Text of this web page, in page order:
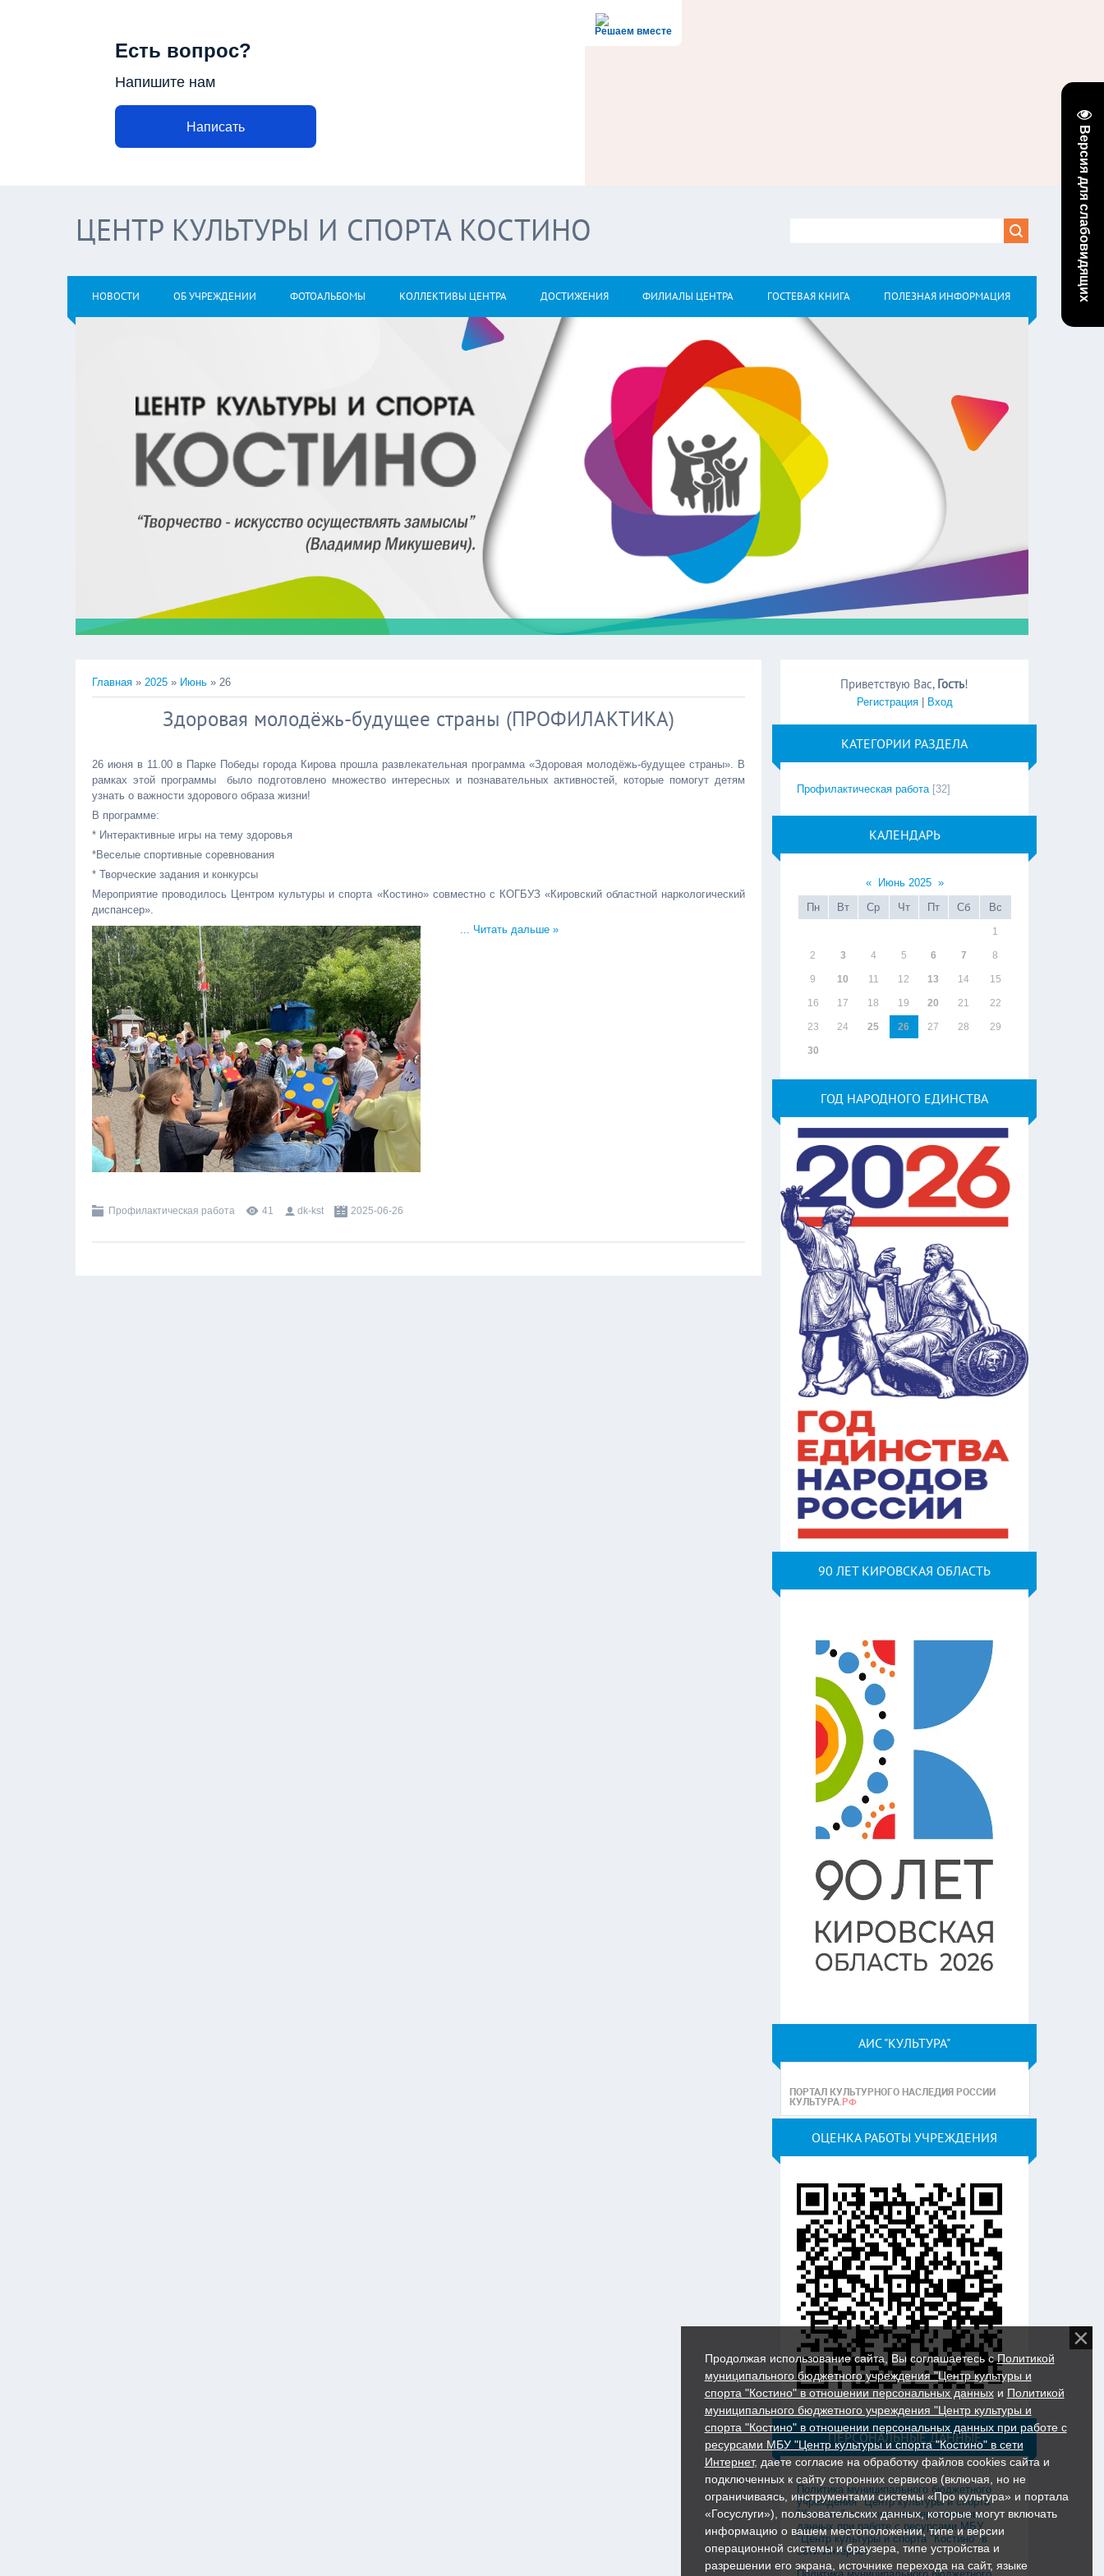
Версия для слабовидящих
Решаем вместе
Есть вопрос?
Напишите нам
Написать
ЦЕНТР КУЛЬТУРЫ И СПОРТА КОСТИНО
НОВОСТИ ОБ УЧРЕЖДЕНИИ ФОТОАЛЬБОМЫ КОЛЛЕКТИВЫ ЦЕНТРА ДОСТИЖЕНИЯ ФИЛИАЛЫ ЦЕНТРА ГОСТЕВАЯ КНИГА ПОЛЕЗНАЯ ИНФОРМАЦИЯ
Главная » 2025 » Июнь » 26
Здоровая молодёжь-будущее страны (ПРОФИЛАКТИКА)
26 июня в 11.00 в Парке Победы города Кирова прошла развлекательная программа «Здоровая молодёжь-будущее страны». В
рамках этой программы было подготовлено множество интересных и познавательных активностей, которые помогут детям
узнать о важности здорового образа жизни!
В программе:
* Интерактивные игры на тему здоровья
*Веселые спортивные соревнования
* Творческие задания и конкурсы
Мероприятие проводилось Центром культуры и спорта «Костино» совместно с КОГБУЗ «Кировский областной наркологический
диспансер».
Читать дальше »
Профилактическая работа 41 dk-kst 2025-06-26
Приветствую Вас, Гость!
Регистрация| Вход
КАТЕГОРИИ РАЗДЕЛА
Профилактическая работа [32]
КАЛЕНДАРЬ
« Июнь 2025 »
Пн
Вт Ср Чт Пт Сб Вс
1
2 3 4 5 6 7 8
9 10 11 12 13 14 15
16 17 18 19 20 21 22
23 24 25 26 27 28 29
30
ГОД НАРОДНОГО ЕДИНСТВА
90 ЛЕТ КИРОВСКАЯ ОБЛАСТЬ
АИС "КУЛЬТУРА"
ОЦЕНКА РАБОТЫ УЧРЕЖДЕНИЯ
ПЕРСОНАЛЬНЫЕ ДАННЫЕ
Политика муниципального бюджетного
учреждения "Центр культуры и спорта
"Костино" в отношении персональных
данных при работе с ресурсами МБУ
"Центр культуры и спорта "Костино" в
сети Интернет
Продолжая использование сайта, Вы соглашаетесь сПолитикой
муниципального бюджетного учреждения "Центр культуры и
спорта "Костино" в отношении персональных данныхи Политикой
муниципального бюджетного учреждения "Центр культуры и
спорта "Костино" в отношении персональных данных при работе с
ресурсами МБУ "Центр культуры и спорта "Костино" в сети
Интернет, даете согласие на обработку файлов cookies сайта и
подключенных к сайту сторонних сервисов (включая, но не
ограничиваясь, инструментами системы «Про культура» и портала
«Госуслуги»), пользовательских данных, которые могут включать
информацию о вашем местоположении, типе и версии
операционной системы и браузера, типе устройства и
разрешении его экрана, источнике перехода на сайт, языке